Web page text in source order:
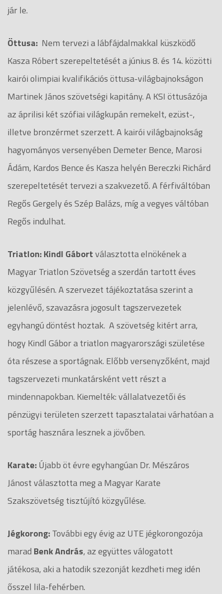
jár le.
Öttusa: Nem tervezi a lábfájdalmakkal küszködő
Kasza Róbert szerepeltetését a június 8. és 14. közötti
kairói olimpiai kvalifikációs öttusa-világbajnokságon
Martinek János szövetségi kapitány. A KSI öttusázója
az áprilisi két szófiai világkupán remekelt, ezüst-,
illetve bronzérmet szerzett. A kairói világbajnokság
hagyományos versenyében Demeter Bence, Marosi
Ádám, Kardos Bence és Kasza helyén Bereczki Richárd
szerepeltetését tervezi a szakvezető. A férfiváltóban
Regős Gergely és Szép Balázs, míg a vegyes váltóban
Regős indulhat.
Triatlon:Kindl Gábortválasztotta elnökének a
Magyar Triatlon Szövetség a szerdán tartott éves
közgyűlésén. A szervezet tájékoztatása szerint a
jelenlévő, szavazásra jogosult tagszervezetek
egyhangú döntést hoztak. A szövetség kitért arra,
hogy Kindl Gábor a triatlon magyarországi születése
óta részese a sportágnak. Előbb versenyzőként, majd
tagszervezeti munkatársként vett részt a
mindennapokban. Kiemelték: vállalatvezetői és
pénzügyi területen szerzett tapasztalatai várhatóan a
sportág hasznára lesznek a jövőben.
Karate:Újabb öt évre egyhangúan Dr. Mészáros
Jánost választotta meg a Magyar Karate
Szakszövetség tisztújító közgyűlése.
Jégkorong:További egy évig az UTE jégkorongozója
marad Benk András, az együttes válogatott
játékosa, aki a hatodik szezonját kezdheti meg idén
ősszel lila-fehérben.